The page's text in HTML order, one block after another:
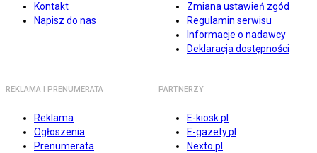
Kontakt
Napisz do nas
Zmiana ustawień zgód
Regulamin serwisu
Informacje o nadawcy
Deklaracja dostępności
REKLAMA I PRENUMERATA
Reklama
Ogłoszenia
Prenumerata
PARTNERZY
E-kiosk.pl
E-gazety.pl
Nexto.pl